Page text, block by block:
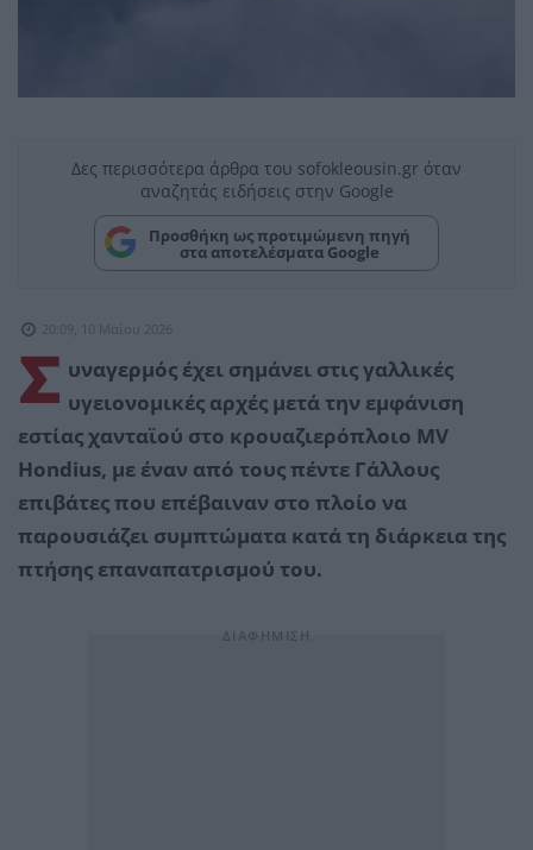
Δες περισσότερα άρθρα του sofokleousin.gr όταν
αναζητάς ειδήσεις στην Google
Προσθήκη ως προτιμώμενη πηγή
στα αποτελέσματα Google
20:09, 10 Μαΐου 2026
Σ υναγερμός έχει σημάνει στις γαλλικές
υγειονομικές αρχές μετά την εμφάνιση
εστίας χανταϊού στο κρουαζιερόπλοιο MV
Hondius, με έναν από τους πέντε Γάλλους
επιβάτες που επέβαιναν στο πλοίο να
παρουσιάζει συμπτώματα κατά τη διάρκεια της
πτήσης επαναπατρισμού του.